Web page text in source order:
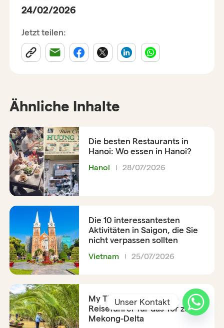
24/02/2026
Jetzt teilen:
Ähnliche Inhalte
Die besten Restaurants in
Hanoi: Wo essen in Hanoi?
Hanoi 28/07/2026
Die 10 interessantesten
Aktivitäten in Saigon, die Sie
nicht verpassen sollten
Vietnam 25/07/2026
My Tho: Kompletter
Reiseführer für das Tor zum
Mekong-Delta
Unser Kontakt